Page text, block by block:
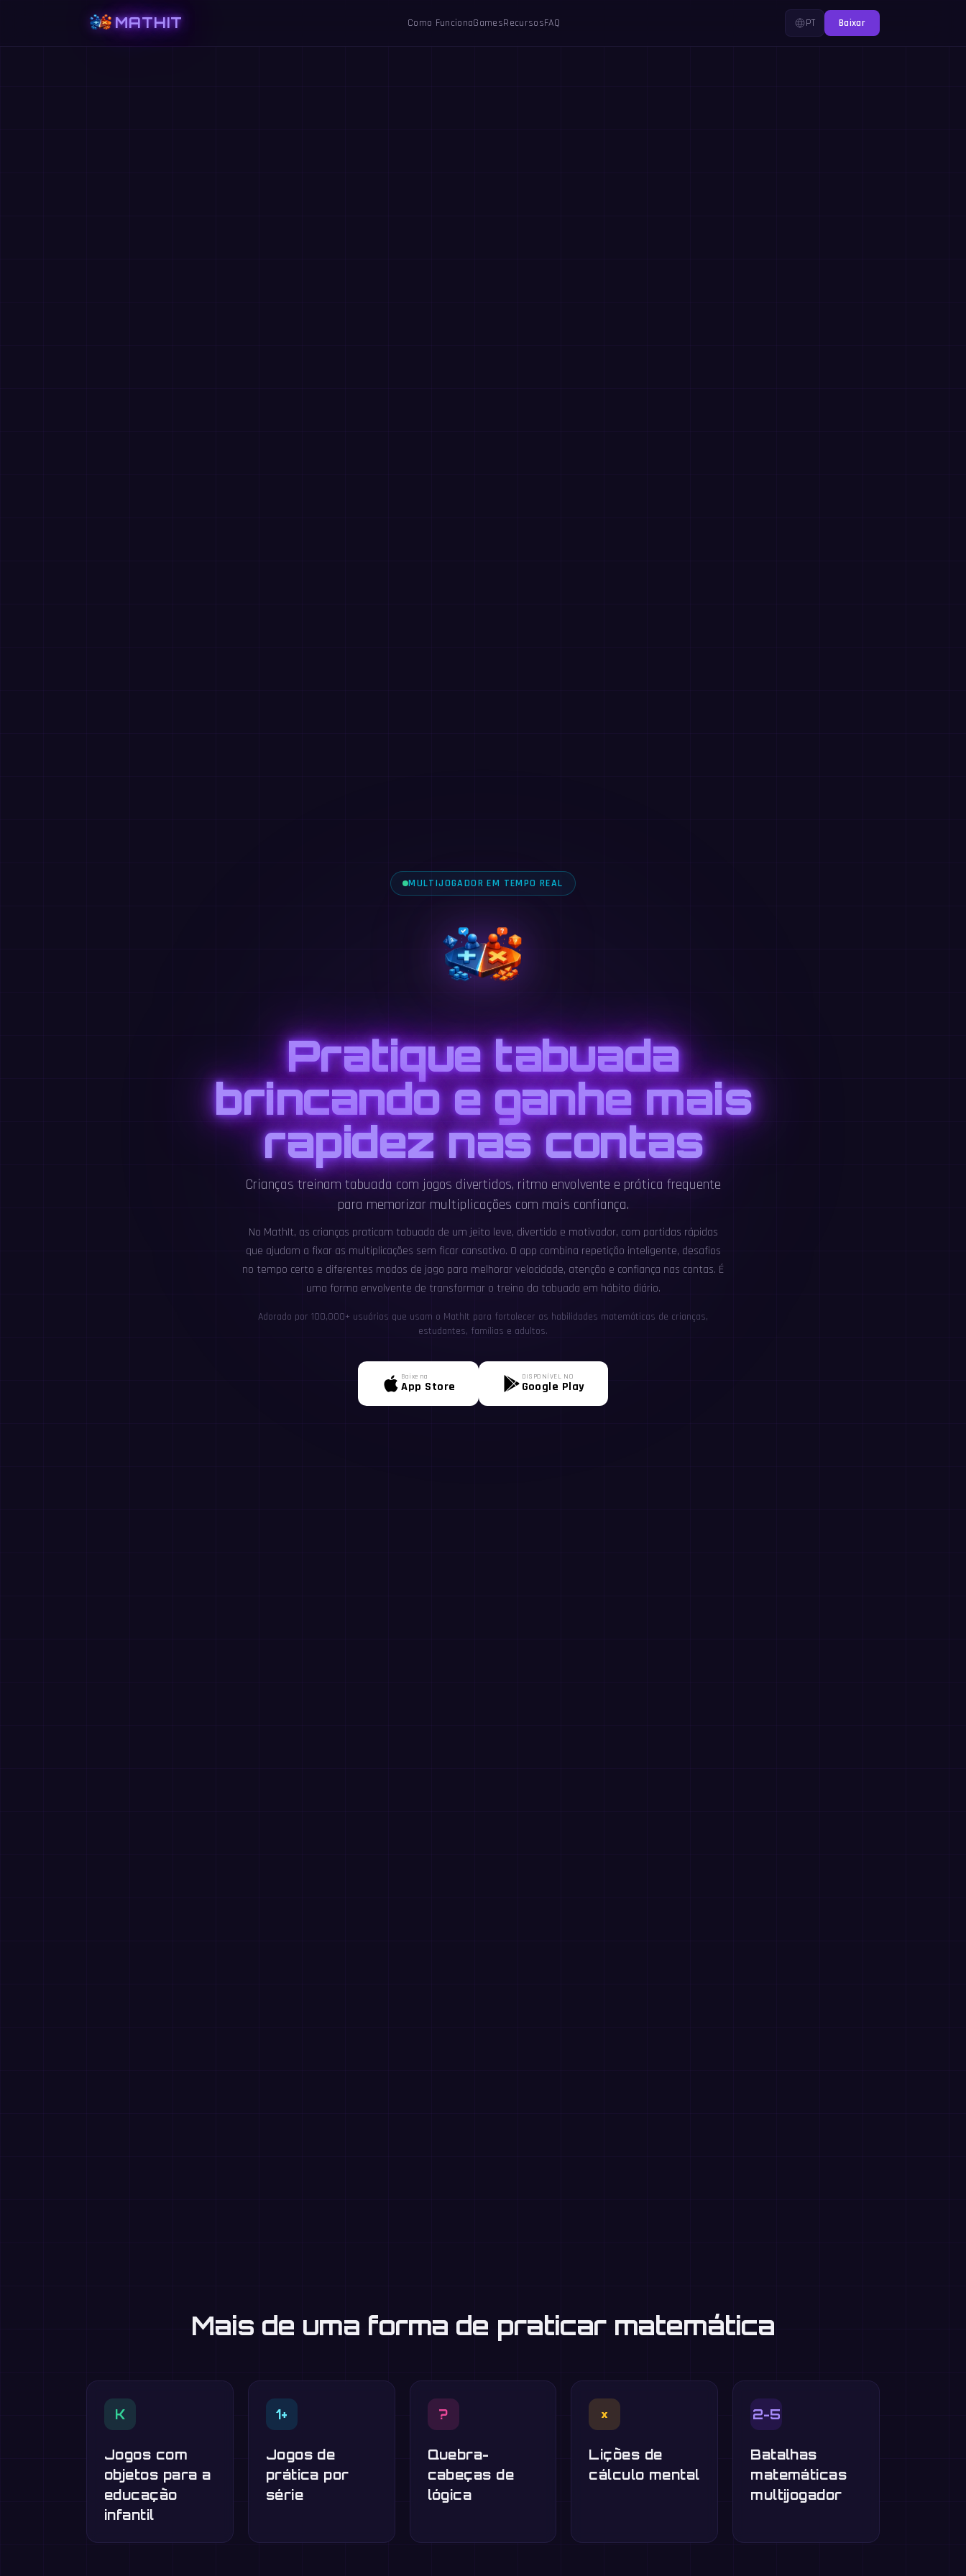
MATHIT Como FuncionaGamesRecursosFAQ PT Baixar
MULTIJOGADOR EM TEMPO REAL
Pratique tabuada
brincando e ganhe mais
rapidez nas contas
Crianças treinam tabuada com jogos divertidos, ritmo envolvente e prática frequente
para memorizar multiplicações com mais confiança.
No MathIt, as crianças praticam tabuada de um jeito leve, divertido e motivador, com partidas rápidas
que ajudam a fixar as multiplicações sem ficar cansativo. O app combina repetição inteligente, desafios
no tempo certo e diferentes modos de jogo para melhorar velocidade, atenção e confiança nas contas. É
uma forma envolvente de transformar o treino da tabuada em hábito diário.
Adorado por 100,000+ usuários que usam o MathIt para fortalecer as habilidades matemáticas de crianças,
estudantes, famílias e adultos.
Baixe na
App Store
DISPONÍVEL NO
Google Play
Mais de uma forma de praticar matemática
K
Jogos com
objetos para a
educação
infantil
1+
Jogos de
prática por
série
?
Quebra-
cabeças de
lógica
×
Lições de
cálculo mental
2-5
Batalhas
matemáticas
multijogador